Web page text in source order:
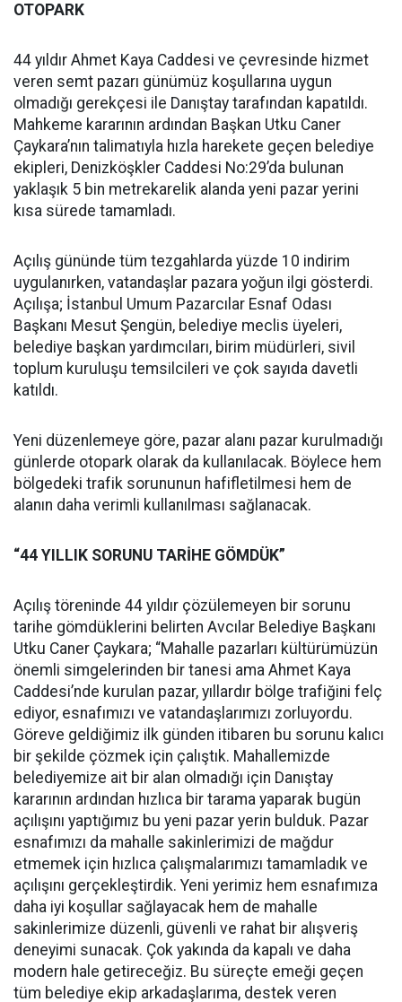
OTOPARK
44 yıldır Ahmet Kaya Caddesi ve çevresinde hizmet
veren semt pazarı günümüz koşullarına uygun
olmadığı gerekçesi ile Danıştay tarafından kapatıldı.
Mahkeme kararının ardından Başkan Utku Caner
Çaykara’nın talimatıyla hızla harekete geçen belediye
ekipleri, Denizköşkler Caddesi No:29’da bulunan
yaklaşık 5 bin metrekarelik alanda yeni pazar yerini
kısa sürede tamamladı.
Açılış gününde tüm tezgahlarda yüzde 10 indirim
uygulanırken, vatandaşlar pazara yoğun ilgi gösterdi.
Açılışa; İstanbul Umum Pazarcılar Esnaf Odası
Başkanı Mesut Şengün, belediye meclis üyeleri,
belediye başkan yardımcıları, birim müdürleri, sivil
toplum kuruluşu temsilcileri ve çok sayıda davetli
katıldı.
Yeni düzenlemeye göre, pazar alanı pazar kurulmadığı
günlerde otopark olarak da kullanılacak. Böylece hem
bölgedeki trafik sorununun hafifletilmesi hem de
alanın daha verimli kullanılması sağlanacak.
“44 YILLIK SORUNU TARİHE GÖMDÜK”
Açılış töreninde 44 yıldır çözülemeyen bir sorunu
tarihe gömdüklerini belirten Avcılar Belediye Başkanı
Utku Caner Çaykara; “Mahalle pazarları kültürümüzün
önemli simgelerinden bir tanesi ama Ahmet Kaya
Caddesi’nde kurulan pazar, yıllardır bölge trafiğini felç
ediyor, esnafımızı ve vatandaşlarımızı zorluyordu.
Göreve geldiğimiz ilk günden itibaren bu sorunu kalıcı
bir şekilde çözmek için çalıştık. Mahallemizde
belediyemize ait bir alan olmadığı için Danıştay
kararının ardından hızlıca bir tarama yaparak bugün
açılışını yaptığımız bu yeni pazar yerin bulduk. Pazar
esnafımızı da mahalle sakinlerimizi de mağdur
etmemek için hızlıca çalışmalarımızı tamamladık ve
açılışını gerçekleştirdik. Yeni yerimiz hem esnafımıza
daha iyi koşullar sağlayacak hem de mahalle
sakinlerimize düzenli, güvenli ve rahat bir alışveriş
deneyimi sunacak. Çok yakında da kapalı ve daha
modern hale getireceğiz. Bu süreçte emeği geçen
tüm belediye ekip arkadaşlarıma, destek veren